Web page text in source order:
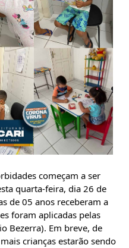
começam a ser
quarta-feira, dia 26 de
de 05 anos receberam a
foram aplicadas pelas
Bezerra). Em breve, de
crianças estarão sendo